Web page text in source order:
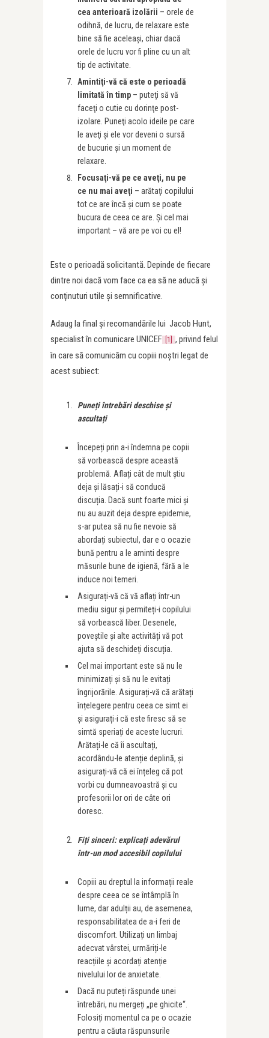
cea anterioară izolării – orele de
odihnă, de lucru, de relaxare este
bine să fie aceleaşi, chiar dacă
orele de lucru vor fi pline cu un alt
tip de activitate.
Amintiţi-vă că este o perioadă
limitată în timp – puteţi să vă
faceţi o cutie cu dorinţe post-
izolare. Puneţi acolo ideile pe care
le aveţi şi ele vor deveni o sursă
de bucurie şi un moment de
relaxare.
Focusaţi-vă pe ce aveţi, nu pe
ce nu mai aveţi – arătaţi copilului
tot ce are încă şi cum se poate
bucura de ceea ce are. Şi cel mai
important – vă are pe voi cu el!
Este o perioadă solicitantă. Depinde de fiecare
dintre noi dacă vom face ca ea să ne aducă şi
conţinuturi utile şi semnificative.
Adaug la final şi recomandările lui Jacob Hunt,
specialist în comunicare UNICEF
[1]
, privind felul
în care să comunicăm cu copiii noştri legat de
acest subiect:
Puneți întrebări deschise și
ascultați
Începeți prin a-i îndemna pe copii
să vorbească despre această
problemă. Aflați cât de mult știu
deja și lăsați-i să conducă
discuția. Dacă sunt foarte mici și
nu au auzit deja despre epidemie,
s-ar putea să nu fie nevoie să
abordați subiectul, dar e o ocazie
bună pentru a le aminti despre
măsurile bune de igienă, fără a le
induce noi temeri.
Asigurați-vă că vă aflați într-un
mediu sigur și permiteți-i copilului
să vorbească liber. Desenele,
poveștile și alte activități vă pot
ajuta să deschideți discuția.
Cel mai important este să nu le
minimizați și să nu le evitați
îngrijorările. Asigurați-vă că arătați
înțelegere pentru ceea ce simt ei
și asigurați-i că este firesc să se
simtă speriați de aceste lucruri.
Arătați-le că îi ascultați,
acordându-le atenție deplină, și
asigurați-vă că ei înțeleg că pot
vorbi cu dumneavoastră și cu
profesorii lor ori de câte ori
doresc.
Fiți sinceri: explicați adevărul
într-un mod accesibil copilului
Copiii au dreptul la informații reale
despre ceea ce se întâmplă în
lume, dar adulții au, de asemenea,
responsabilitatea de a-i feri de
discomfort. Utilizați un limbaj
adecvat vârstei, urmăriți-le
reacțiile și acordați atenție
nivelului lor de anxietate.
Dacă nu puteți răspunde unei
întrebări, nu mergeți „pe ghicite“.
Folosiți momentul ca pe o ocazie
pentru a căuta răspunsurile